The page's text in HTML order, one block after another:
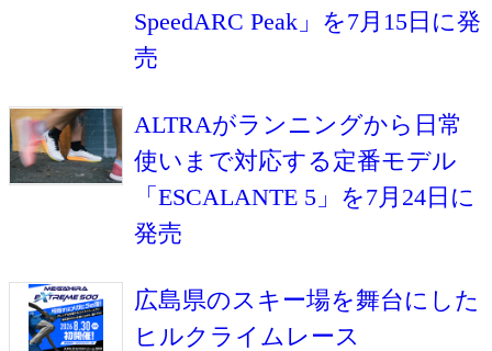
SpeedARC Peak」を7月15日に発
売
ALTRAがランニングから日常
使いまで対応する定番モデル
「ESCALANTE 5」を7月24日に
発売
広島県のスキー場を舞台にした
ヒルクライムレース